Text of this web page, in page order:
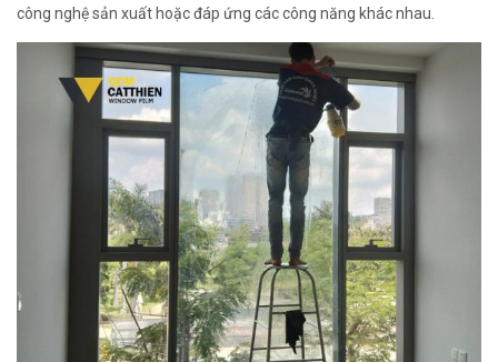
công nghệ sản xuất hoặc đáp ứng các công năng khác nhau.